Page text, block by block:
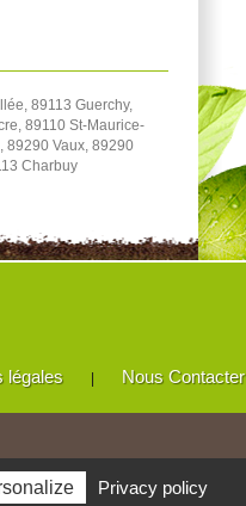
89113 Guerchy,
89110 St-Maurice-
89290 Vaux, 89290
Charbuy
légales | Nous Contacter
Privacy policy